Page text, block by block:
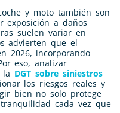
y moto también son
exposición a daños
suelen variar en
advierten que el
2026, incorporando
eso, analizar
la DGT sobre siniestros
los riesgos reales y
bien no solo protege
cada vez que